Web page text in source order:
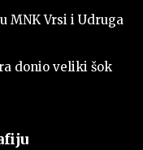
MNK Vrsi i Udruga
donio veliki šok